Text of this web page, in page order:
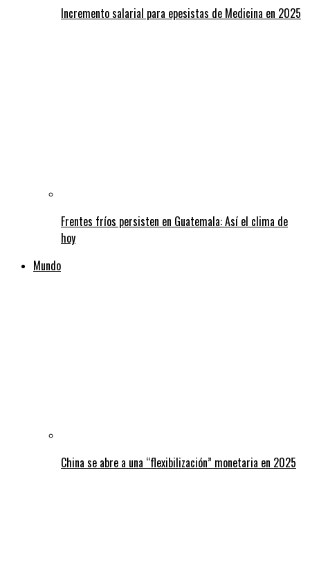
Incremento salarial para epesistas de Medicina en 2025
Frentes fríos persisten en Guatemala: Así el clima de
hoy
Mundo
China se abre a una “flexibilización” monetaria en 2025